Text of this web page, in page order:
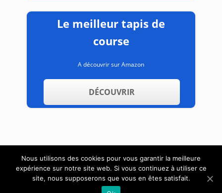
Le meilleur tapis de
course
A découvrir sur Amazon
DÉCOUVRIR
A propos Contact Mentions légales
Nous utilisons des cookies pour vous garantir la meilleure
expérience sur notre site web. Si vous continuez à utiliser ce
site, nous supposerons que vous en êtes satisfait.